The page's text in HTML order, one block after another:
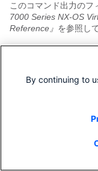
このコマンド出力のフ
7000 Series NX-OS
Reference』 を参照し
VDC リソ
次の例は、VDC リソ
vdc resource
limit-resource
limit-resource
By continuing to